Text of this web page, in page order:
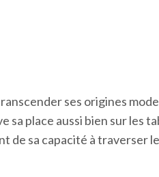
ses origines
sa place aussi bien sur les
de sa capacité à traverser